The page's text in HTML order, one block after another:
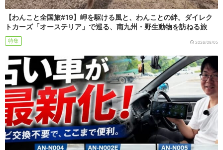
【わんこと全国旅#19】岬を駆ける風と、わんことの絆。ダイレク
トカーズ「オーステリア」で巡る、南九州・野生動物を訪ねる旅
特集 2026/08/05